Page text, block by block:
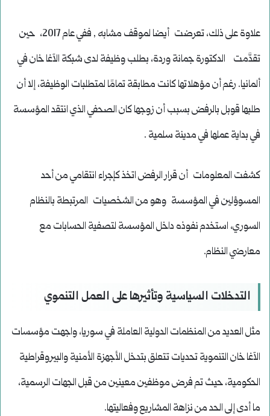
علاوة على ذلك، تعرضت أيضا لموقف مشابه , ففي عام 2017، حين
تقدَّمت الدكتورة جمانة وردة، بطلب وظيفة لدى شبكة الآغا خان في
ألمانيا. رغم أن مؤهلاتها كانت مطابقة تمامًا لمتطلبات الوظيفة، إلا أن
طلبها قوبل بالرفض بسبب أن زوجها كان الصحفي الذي انتقد المؤسسة
في بداية عملها في مدينة سلمية .
كشفت المعلومات أن قرار الرفض اتخذ كإجراء انتقامي من أحد
المسوؤلين في المؤسسة وهو من الشخصيات المرتبطة بالنظام
السوري، استخدم نفوذه داخل المؤسسة لتصفية الحسابات مع
معارضي النظام.
التدخلات السياسية وتأثيرها على العمل التنموي
مثل العديد من المنظمات الدولية العاملة في سوريا، واجهت مؤسسات
الآغا خان التنموية تحديات تتعلق بتدخل الأجهزة الأمنية والبيروقراطية
الحكومية، حيث تم فرض موظفين معينين من قبل الجهات الرسمية،
ما أدى إلى الحد من نزاهة المشاريع وفعاليتها.